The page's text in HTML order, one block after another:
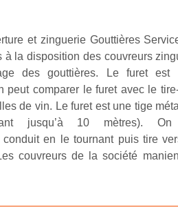
et zinguerie Gouttières
à la disposition des couvreurs
des gouttières. Le furet est
peut comparer le furet avec le
de vin. Le furet est une tige
jusqu’à 10 mètres). On
conduit en le tournant puis tire
couvreurs de la société